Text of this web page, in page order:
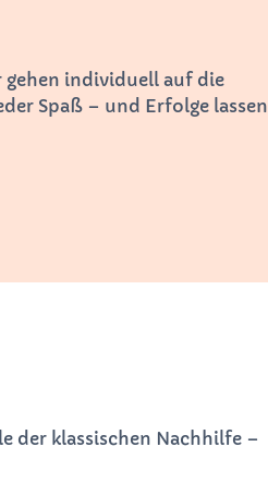
gehen individuell auf die
Spaß – und Erfolge lassen
der klassischen Nachhilfe –